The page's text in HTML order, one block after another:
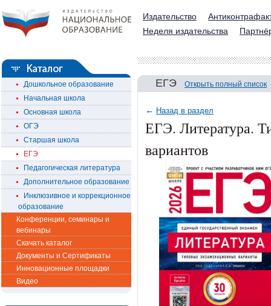
Издательство
Неделя издательства
Дошкольное образование
Начальная школа
Основная школа
ОГЭ
Старшая школа
ЕГЭ
Педагогическая литература
Дополнительное образование
Инклюзивное и коррекционное
образование
Конференции, семинары и
вебинары
Скачать каталог
Документы и Сертификаты
Инновационные площадки
Видео
ЕГЭ Открыть полный список
← Назад в раздел
ЕГЭ. Литература.
вариантов